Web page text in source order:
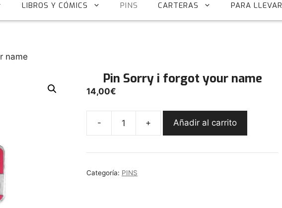
LIBROS Y CÓMICS PINS CARTERAS PARA LLEVAR
name
Pin Sorry i forgot your name
14,00€
-
i
your
+ Añadir al carrito
Categoría: PINS